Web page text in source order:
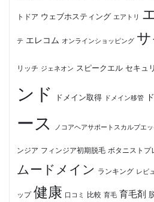
トドア ウェブホスティング エアトリ
テ エレコム オンラインショッピング
リッチ ジェネオン スピークエル セキュ
ンド
ドメイン取得 ドメイン移管
ース
ノコアヘアサポートスカルプエ
ンジア フィンジア初期脱毛 ボタニストプ
ムードメイン ランキング レビ
ップ 健康 口コミ 比較 育毛 育毛剤